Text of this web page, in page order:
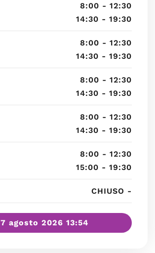
8:00 - 12:30
14:30 - 19:30
8:00 - 12:30
14:30 - 19:30
8:00 - 12:30
14:30 - 19:30
8:00 - 12:30
14:30 - 19:30
8:00 - 12:30
15:00 - 19:30
CHIUSO -
7 agosto 2026 13:54